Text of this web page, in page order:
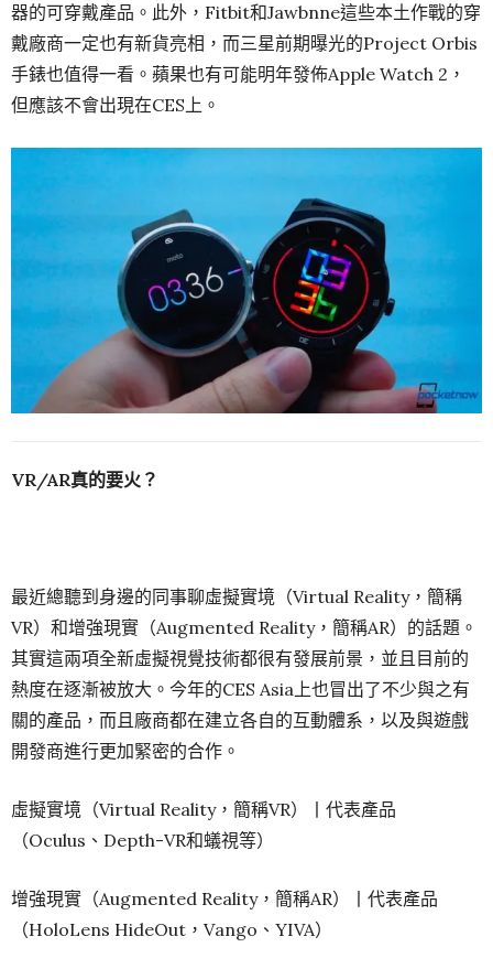
器的可穿戴產品。此外，Fitbit和Jawbnne這些本土作戰的穿
戴廠商一定也有新貨亮相，而三星前期曝光的Project Orbis
手錶也值得一看。蘋果也有可能明年發佈Apple Watch 2，
但應該不會出現在CES上。
VR/AR真的要火？
最近總聽到身邊的同事聊虛擬實境（Virtual Reality，簡稱
VR）和增強現實（Augmented Reality，簡稱AR）的話題。
其實這兩項全新虛擬視覺技術都很有發展前景，並且目前的
熱度在逐漸被放大。今年的CES Asia上也冒出了不少與之有
關的產品，而且廠商都在建立各自的互動體系，以及與遊戲
開發商進行更加緊密的合作。
虛擬實境（Virtual Reality，簡稱VR）丨代表產品
（Oculus、Depth-VR和蟻視等）
增強現實（Augmented Reality，簡稱AR）丨代表產品
（HoloLens HideOut，Vango、YIVA）